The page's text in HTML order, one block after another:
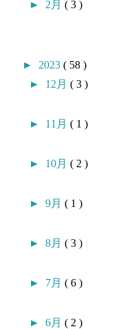
► 2月( 3 )
► 2023( 58 )
► 12月( 3 )
► 11月( 1 )
► 10月( 2 )
►9月( 1 )
►8月( 3 )
► 7月( 6 )
►6月( 2 )